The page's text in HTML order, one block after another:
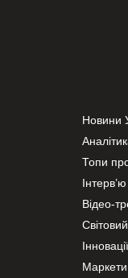
Новини
Топи
Інтерв’ю
Відео-
Інновації